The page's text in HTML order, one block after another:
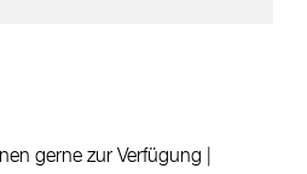
gerne zur Verfügung |